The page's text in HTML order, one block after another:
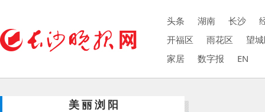
头条 湖南 长沙
开福区
雨花区
望
家居
数字报 EN
美丽浏阳